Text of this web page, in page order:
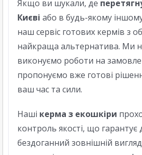
Якщо ви шукали, де
Києві або в будь-якому іншому
наш сервіс готових кермів з
найкраща альтернатива. Ми
виконуємо роботи на
пропонуємо вже готові
ваш час та сили.
Наші керма з екошкіри
контроль якості, що гарантує
бездоганний зовнішній